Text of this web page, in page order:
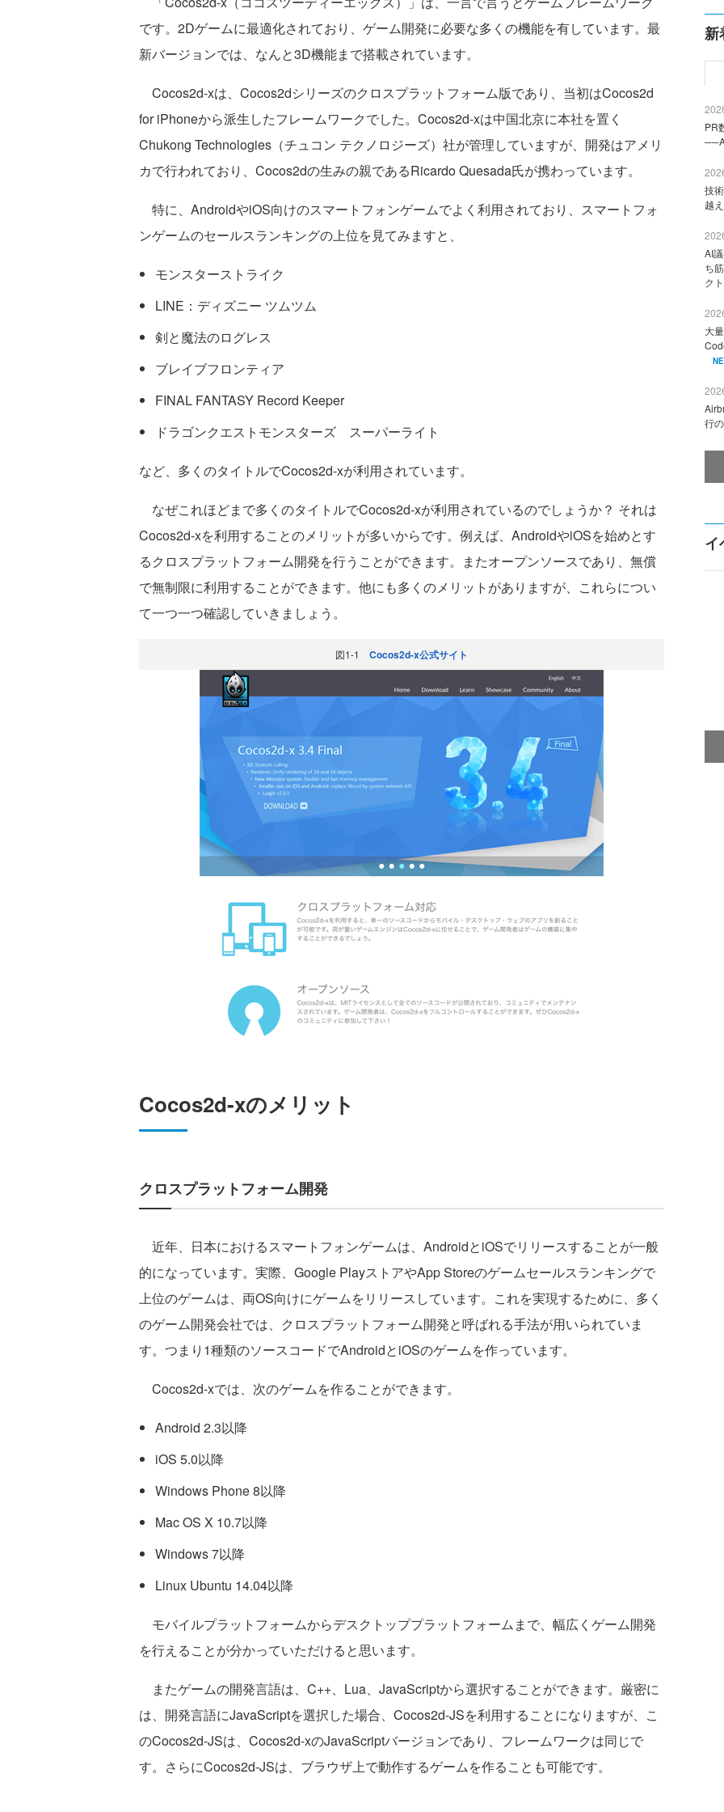
です。2Dゲームに最適化されており、ゲーム開発に必要な多くの機能を有しています。最
新バージョンでは、なんと3D機能まで搭載されています。
Cocos2d-xは、Cocos2dシリーズのクロスプラットフォーム版であり、当初はCocos2d
for iPhoneから派生したフレームワークでした。Cocos2d-xは中国北京に本社を置く
Chukong Technologies（チュコン テクノロジーズ）社が管理していますが、開発はアメリ
カで行われており、Cocos2dの生みの親であるRicardo Quesada氏が携わっています。
特に、AndroidやiOS向けのスマートフォンゲームでよく利用されており、スマートフォ
ンゲームのセールスランキングの上位を見てみますと、
モンスターストライク
LINE：ディズニー ツムツム
剣と魔法のログレス
ブレイブフロンティア
FINAL FANTASY Record Keeper
ドラゴンクエストモンスターズ スーパーライト
など、多くのタイトルでCocos2d-xが利用されています。
なぜこれほどまで多くのタイトルでCocos2d-xが利用されているのでしょうか？ それは
Cocos2d-xを利用することのメリットが多いからです。例えば、AndroidやiOSを始めとす
るクロスプラットフォーム開発を行うことができます。またオープンソースであり、無償
で無制限に利用することができます。他にも多くのメリットがありますが、これらについ
て一つ一つ確認していきましょう。
図1-1 Cocos2d-x公式サイト
Cocos2d-xのメリット
クロスプラットフォーム開発
近年、日本におけるスマートフォンゲームは、AndroidとiOSでリリースすることが一般
的になっています。実際、Google PlayストアやApp Storeのゲームセールスランキングで
上位のゲームは、両OS向けにゲームをリリースしています。これを実現するために、多く
のゲーム開発会社では、クロスプラットフォーム開発と呼ばれる手法が用いられていま
す。つまり1種類のソースコードでAndroidとiOSのゲームを作っています。
Cocos2d-xでは、次のゲームを作ることができます。
Android 2.3以降
iOS 5.0以降
Windows Phone 8以降
Mac OS X 10.7以降
Windows 7以降
Linux Ubuntu 14.04以降
モバイルプラットフォームからデスクトッププラットフォームまで、幅広くゲーム開発
を行えることが分かっていただけると思います。
またゲームの開発言語は、C++、Lua、JavaScriptから選択することができます。厳密に
は、開発言語にJavaScriptを選択した場合、Cocos2d-JSを利用することになりますが、こ
のCocos2d-JSは、Cocos2d-xのJavaScriptバージョンであり、フレームワークは同じで
す。さらにCocos2d-JSは、ブラウザ上で動作するゲームを作ることも可能です。
新
PR
技
越
AI
ち
ク
大
行
イ